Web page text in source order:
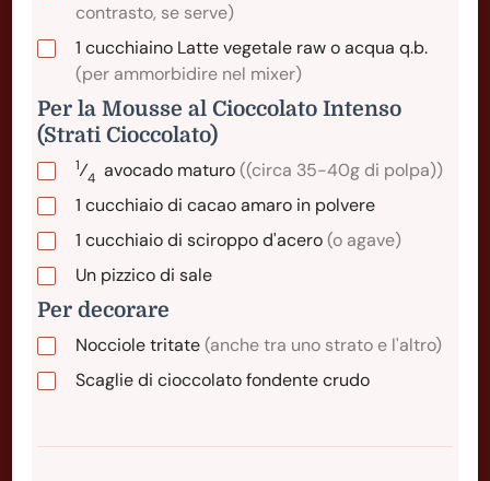
contrasto, se serve)
1 cucchiaino Latte vegetale raw o acqua q.b.
(per ammorbidire nel mixer)
Per la Mousse al Cioccolato Intenso
(Strati Cioccolato)
1⁄4 avocado maturo((circa 35-40g di polpa))
1 cucchiaiodi cacao amaro in polvere
1 cucchiaiodi sciroppo d'acero(o agave)
Un pizzico di sale
Per decorare
Nocciole tritate(anche tra uno strato e l'altro)
Scaglie di cioccolato fondente crudo